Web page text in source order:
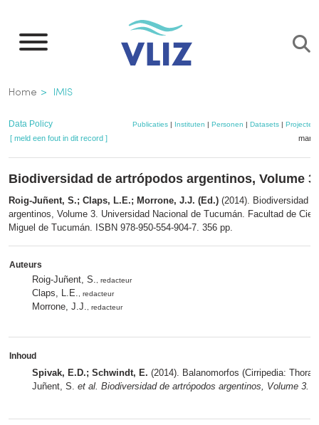
naar
inhoud
gaan
Kruimelpad
Home IMIS
Data Policy Publicaties| Instituten | Personen | Datasets| Projecten
[ meld een fout in dit record ]
Biodiversidad de artrópodos argentinos, Volume 3
Roig-Juñent, S.; Claps, L.E.; Morrone, J.J. (Ed.) (2014). Biodiversidad
argentinos, Volume 3. Universidad Nacional de Tucumán. Facultad de
Miguel de Tucumán. ISBN 978-950-554-904-7. 356 pp.
Auteurs
Roig-Juñent, S. , redacteur
Claps, L.E. , redacteur
Morrone, J.J. , redacteur
Inhoud
Spivak, E.D.; Schwindt, E. (2014). Balanomorfos (Cirripedia:
Juñent, S. et al. Biodiversidad de artrópodos argentinos, Volume 3.